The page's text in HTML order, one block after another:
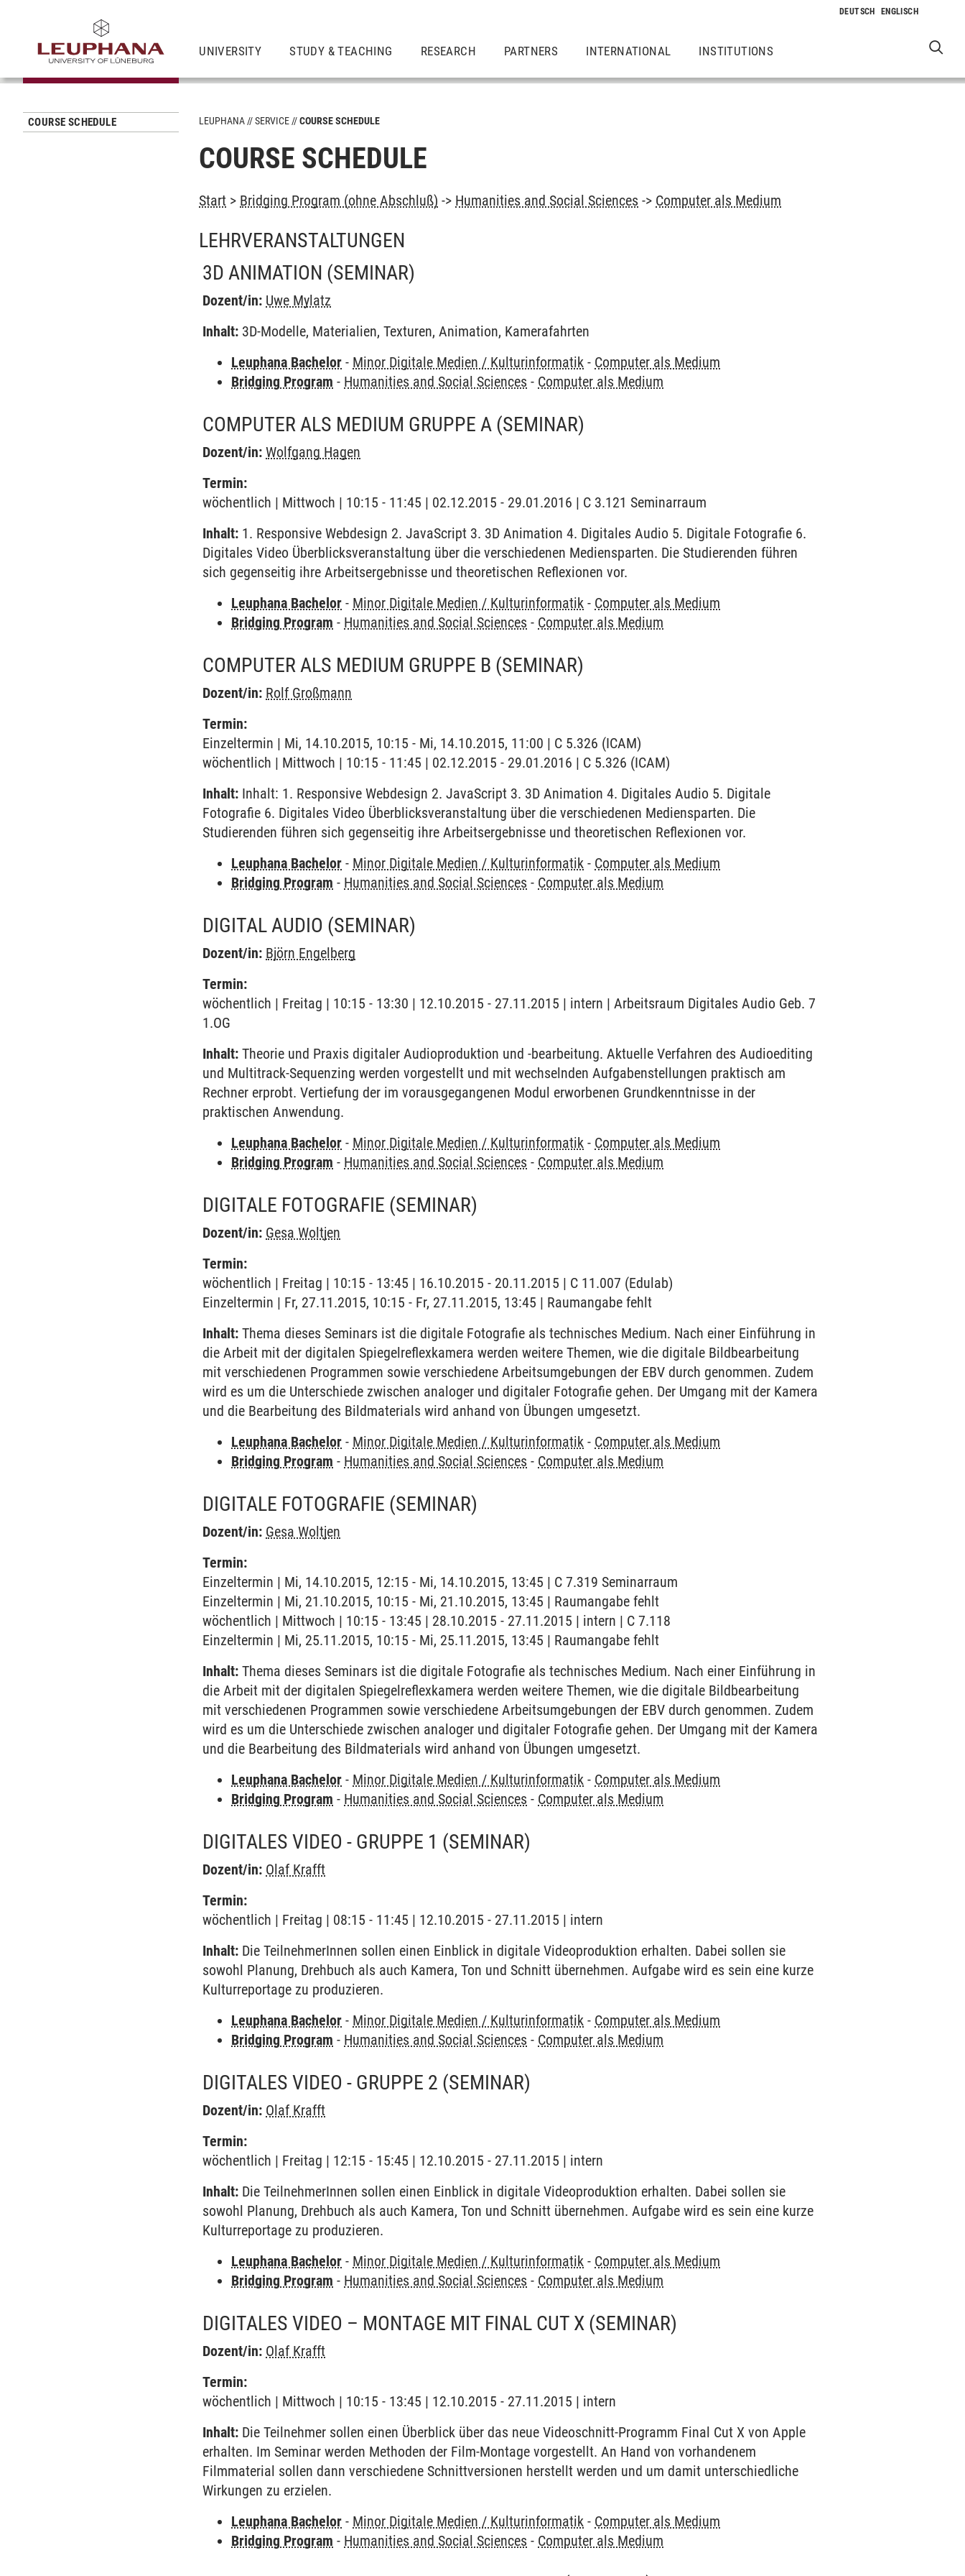
UNIVERSITY STUDY & TEACHING RESEARCH PARTNERS INTERNATIONAL INSTITUTIONS
COURSE SCHEDULE LEUPHANA SERVICE COURSE SCHEDULE
COURSE SCHEDULE
Start > Bridging Program (ohne Abschluß) -> Humanities and Social Sciences -> Computer als Medium
LEHRVERANSTALTUNGEN
3D ANIMATION (SEMINAR)
Dozent/in: Uwe Mylatz
Inhalt: 3D-Modelle, Materialien, Texturen, Animation, Kamerafahrten
Leuphana Bachelor - Minor Digitale Medien / Kulturinformatik - Computer als Medium
Bridging Program - Humanities and Social Sciences - Computer als Medium
COMPUTER ALS MEDIUM GRUPPE A (SEMINAR)
Dozent/in: Wolfgang Hagen
Termin:
wöchentlich | Mittwoch | 10:15 - 11:45 | 02.12.2015 - 29.01.2016 | C 3.121 Seminarraum
Inhalt: 1. Responsive Webdesign 2. JavaScript 3. 3D Animation 4. Digitales Audio 5. Digitale Fotografie 6.
Digitales Video Überblicksveranstaltung über die verschiedenen Mediensparten. Die Studierenden führen
sich gegenseitig ihre Arbeitsergebnisse und theoretischen Reflexionen vor.
Leuphana Bachelor - Minor Digitale Medien / Kulturinformatik - Computer als Medium
Bridging Program - Humanities and Social Sciences - Computer als Medium
COMPUTER ALS MEDIUM GRUPPE B (SEMINAR)
Dozent/in: Rolf Großmann
Termin:
Einzeltermin | Mi, 14.10.2015, 10:15 - Mi, 14.10.2015, 11:00 | C 5.326 (ICAM)
wöchentlich | Mittwoch | 10:15 - 11:45 | 02.12.2015 - 29.01.2016 | C 5.326 (ICAM)
Inhalt: Inhalt: 1. Responsive Webdesign 2. JavaScript 3. 3D Animation 4. Digitales Audio 5. Digitale
Fotografie 6. Digitales Video Überblicksveranstaltung über die verschiedenen Mediensparten. Die
Studierenden führen sich gegenseitig ihre Arbeitsergebnisse und theoretischen Reflexionen vor.
Leuphana Bachelor - Minor Digitale Medien / Kulturinformatik - Computer als Medium
Bridging Program - Humanities and Social Sciences - Computer als Medium
DIGITAL AUDIO (SEMINAR)
Dozent/in: Björn Engelberg
Termin:
wöchentlich | Freitag | 10:15 - 13:30 | 12.10.2015 - 27.11.2015 | intern | Arbeitsraum Digitales Audio Geb. 7
1.OG
Inhalt: Theorie und Praxis digitaler Audioproduktion und -bearbeitung. Aktuelle Verfahren des Audioediting
und Multitrack-Sequenzing werden vorgestellt und mit wechselnden Aufgabenstellungen praktisch am
Rechner erprobt. Vertiefung der im vorausgegangenen Modul erworbenen Grundkenntnisse in der
praktischen Anwendung.
Leuphana Bachelor - Minor Digitale Medien / Kulturinformatik - Computer als Medium
Bridging Program - Humanities and Social Sciences - Computer als Medium
DIGITALE FOTOGRAFIE (SEMINAR)
Dozent/in: Gesa Woltjen
Termin:
wöchentlich | Freitag | 10:15 - 13:45 | 16.10.2015 - 20.11.2015 | C 11.007 (Edulab)
Einzeltermin | Fr, 27.11.2015, 10:15 - Fr, 27.11.2015, 13:45 | Raumangabe fehlt
Inhalt: Thema dieses Seminars ist die digitale Fotografie als technisches Medium. Nach einer Einführung in
die Arbeit mit der digitalen Spiegelreflexkamera werden weitere Themen, wie die digitale Bildbearbeitung
mit verschiedenen Programmen sowie verschiedene Arbeitsumgebungen der EBV durch genommen. Zudem
wird es um die Unterschiede zwischen analoger und digitaler Fotografie gehen. Der Umgang mit der Kamera
und die Bearbeitung des Bildmaterials wird anhand von Übungen umgesetzt.
Leuphana Bachelor - Minor Digitale Medien / Kulturinformatik - Computer als Medium
Bridging Program - Humanities and Social Sciences - Computer als Medium
DIGITALE FOTOGRAFIE (SEMINAR)
Dozent/in: Gesa Woltjen
Termin:
Einzeltermin | Mi, 14.10.2015, 12:15 - Mi, 14.10.2015, 13:45 | C 7.319 Seminarraum
Einzeltermin | Mi, 21.10.2015, 10:15 - Mi, 21.10.2015, 13:45 | Raumangabe fehlt
wöchentlich | Mittwoch | 10:15 - 13:45 | 28.10.2015 - 27.11.2015 | intern | C 7.118
Einzeltermin | Mi, 25.11.2015, 10:15 - Mi, 25.11.2015, 13:45 | Raumangabe fehlt
Inhalt: Thema dieses Seminars ist die digitale Fotografie als technisches Medium. Nach einer Einführung in
die Arbeit mit der digitalen Spiegelreflexkamera werden weitere Themen, wie die digitale Bildbearbeitung
mit verschiedenen Programmen sowie verschiedene Arbeitsumgebungen der EBV durch genommen. Zudem
wird es um die Unterschiede zwischen analoger und digitaler Fotografie gehen. Der Umgang mit der Kamera
und die Bearbeitung des Bildmaterials wird anhand von Übungen umgesetzt.
Leuphana Bachelor - Minor Digitale Medien / Kulturinformatik - Computer als Medium
Bridging Program - Humanities and Social Sciences - Computer als Medium
DIGITALES VIDEO - GRUPPE 1 (SEMINAR)
Dozent/in: Olaf Krafft
Termin:
wöchentlich | Freitag | 08:15 - 11:45 | 12.10.2015 - 27.11.2015 | intern
Inhalt: Die TeilnehmerInnen sollen einen Einblick in digitale Videoproduktion erhalten. Dabei sollen sie
sowohl Planung, Drehbuch als auch Kamera, Ton und Schnitt übernehmen. Aufgabe wird es sein eine kurze
Kulturreportage zu produzieren.
Leuphana Bachelor - Minor Digitale Medien / Kulturinformatik - Computer als Medium
Bridging Program - Humanities and Social Sciences - Computer als Medium
DIGITALES VIDEO - GRUPPE 2 (SEMINAR)
Dozent/in: Olaf Krafft
Termin:
wöchentlich | Freitag | 12:15 - 15:45 | 12.10.2015 - 27.11.2015 | intern
Inhalt: Die TeilnehmerInnen sollen einen Einblick in digitale Videoproduktion erhalten. Dabei sollen sie
sowohl Planung, Drehbuch als auch Kamera, Ton und Schnitt übernehmen. Aufgabe wird es sein eine kurze
Kulturreportage zu produzieren.
Leuphana Bachelor - Minor Digitale Medien / Kulturinformatik - Computer als Medium
Bridging Program - Humanities and Social Sciences - Computer als Medium
DIGITALES VIDEO – MONTAGE MIT FINAL CUT X (SEMINAR)
Dozent/in: Olaf Krafft
Termin:
wöchentlich | Mittwoch | 10:15 - 13:45 | 12.10.2015 - 27.11.2015 | intern
Inhalt: Die Teilnehmer sollen einen Überblick über das neue Videoschnitt-Programm Final Cut X von Apple
erhalten. Im Seminar werden Methoden der Film-Montage vorgestellt. An Hand von vorhandenem
Filmmaterial sollen dann verschiedene Schnittversionen herstellt werden und um damit unterschiedliche
Wirkungen zu erzielen.
Leuphana Bachelor - Minor Digitale Medien / Kulturinformatik - Computer als Medium
Bridging Program - Humanities and Social Sciences - Computer als Medium